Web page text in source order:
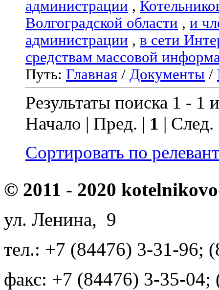
администрации ,
Волгоградской области , и
администрации , в сети
средствам массовой
Путь: Главная / Документы /
Результаты поиска 1 - 1
Начало | Пред. | 1 |
Сортировать по
© 2011 - 2020
ул. Ленина, 9
тел.: +7 (84476) 3-31-96;
факс: +7 (84476) 3-35-04;